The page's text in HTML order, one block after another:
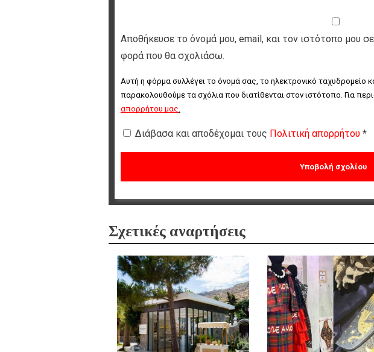
Αποθήκευσε το όνομά μου, email, και τον ιστότοπο μου
φορά που θα σχολιάσω.
Αυτή η φόρμα συλλέγει το όνομά σας, το ηλεκτρονικό ταχυδρομείο
παρακολουθούμε τα σχόλια που διατίθενται στον ιστότοπο. Για
απορρήτου μας.
Διάβασα και αποδέχομαι τους Πολιτική απορρήτου *
Σχετικές αναρτήσεις